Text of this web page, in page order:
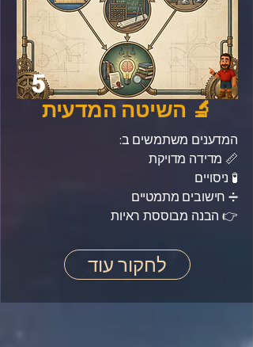
5
🔬 השיטה המדעית
המדענים משתמשים ב:
📏 מדידה מדויקת
🧪 ניסויים
➗ חישובים מתמטיים
👉 הבנה מבוססת ראיות
לחקור עוד